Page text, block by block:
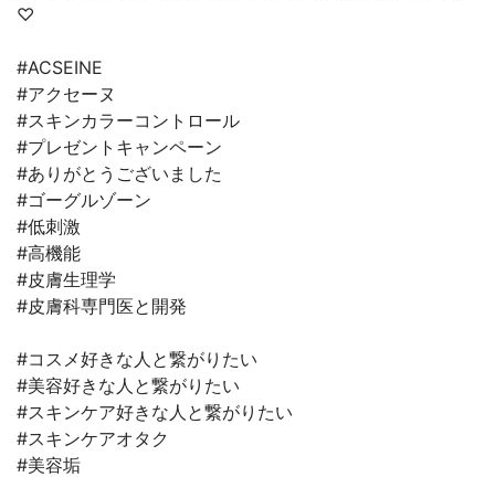
♡
#ACSEINE
#アクセーヌ
#スキンカラーコントロール
#プレゼントキャンペーン
#ありがとうございました
#ゴーグルゾーン
#低刺激
#高機能
#皮膚生理学
#皮膚科専門医と開発
#コスメ好きな人と繋がりたい
#美容好きな人と繋がりたい
#スキンケア好きな人と繋がりたい
#スキンケアオタク
#美容垢